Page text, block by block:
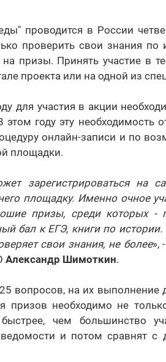
проводится в России
проверить свои знания по
на призы. Принять участие в
проекта или на одной из
для участия в акции
этом году эту
онлайн-записи и по
площадки.
зарегистрироваться
площадку. Именно очное
призы, среди которых
бал к ЕГЭ, книги по
свои знания, не более»,
Александр Шимоткин.
25 вопросов, на их
призов необходимо не
чем большинство
и потом сравнят с